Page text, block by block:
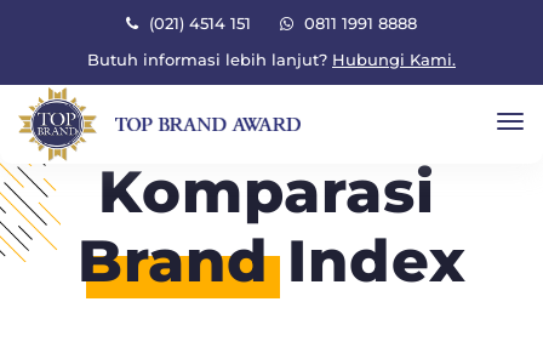
(021) 4514 151
0811 1991 8888
Butuh informasi lebih lanjut? Hubungi Kami.
Komparasi
Brand Index